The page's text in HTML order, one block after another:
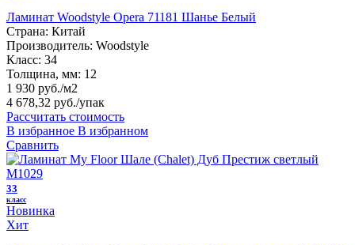
Ламинат Woodstyle Opera 71181 Шанье Белый
Страна: Китай
Производитель: Woodstyle
Класс: 34
Толщина, мм: 12
1 930 руб./м2
4 678,32 руб./упак
Рассчитать стоимость
В избранное В избранном
Сравнить
33
класс
Новинка
Хит